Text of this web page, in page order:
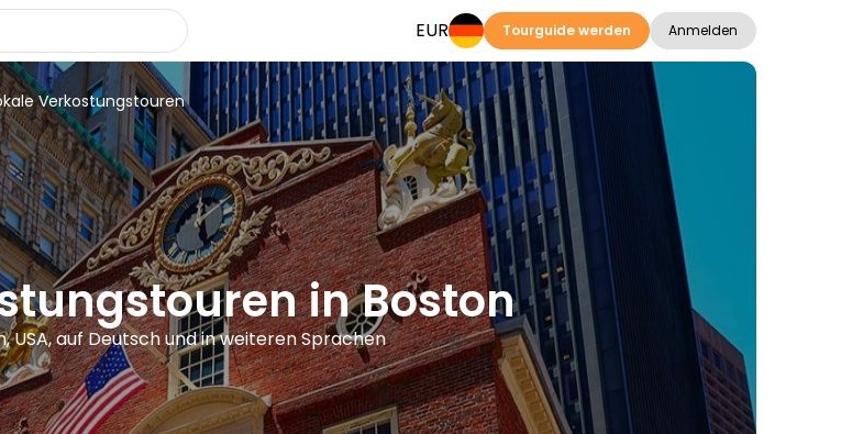
EUR Tourguide werden Anmelden
Verkostungstouren
in Boston
USA, auf Deutsch und in weiteren Sprachen